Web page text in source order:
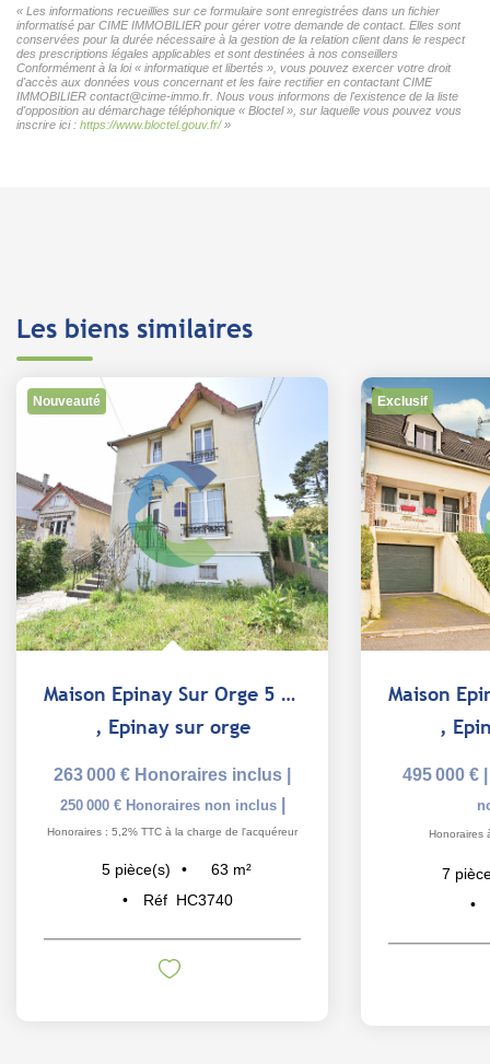
« Les informations recueillies sur ce formulaire sont enregistrées dans un fichier
informatisé par CIME IMMOBILIER pour gérer votre demande de contact. Elles sont
conservées pour la durée nécessaire à la gestion de la relation client dans le respect
des prescriptions légales applicables et sont destinées à nos conseillers
Conformément à la loi « informatique et libertés », vous pouvez exercer votre droit
d'accès aux données vous concernant et les faire rectifier en contactant CIME
IMMOBILIER contact@cime-immo.fr. Nous vous informons de l'existence de la liste
d'opposition au démarchage téléphonique « Bloctel », sur laquelle vous pouvez vous
inscrire ici : https://www.bloctel.gouv.fr/»
Les biens similaires
Nouveauté
Maison Epinay Sur Orge 5 pièce(s)
, Epinay sur orge
263 000 € Honoraires inclus
250 000 € Honoraires non inclus
Honoraires : 5,2% TTC à la charge de l'acquéreur
5 pièce(s) 63 m²
Réf HC3740
Exclusif
,
495 000 €
Honoraires
7